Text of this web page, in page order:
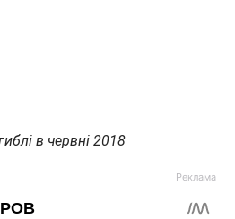
в червні 2018